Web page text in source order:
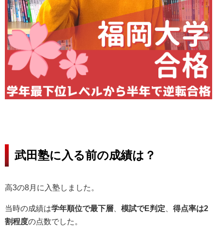
武田塾に入る前の成績は？
高3の8月に入塾しました。
当時の成績は学年順位で最下層 模試でE判定
得点率は2
割程度の点数でした。